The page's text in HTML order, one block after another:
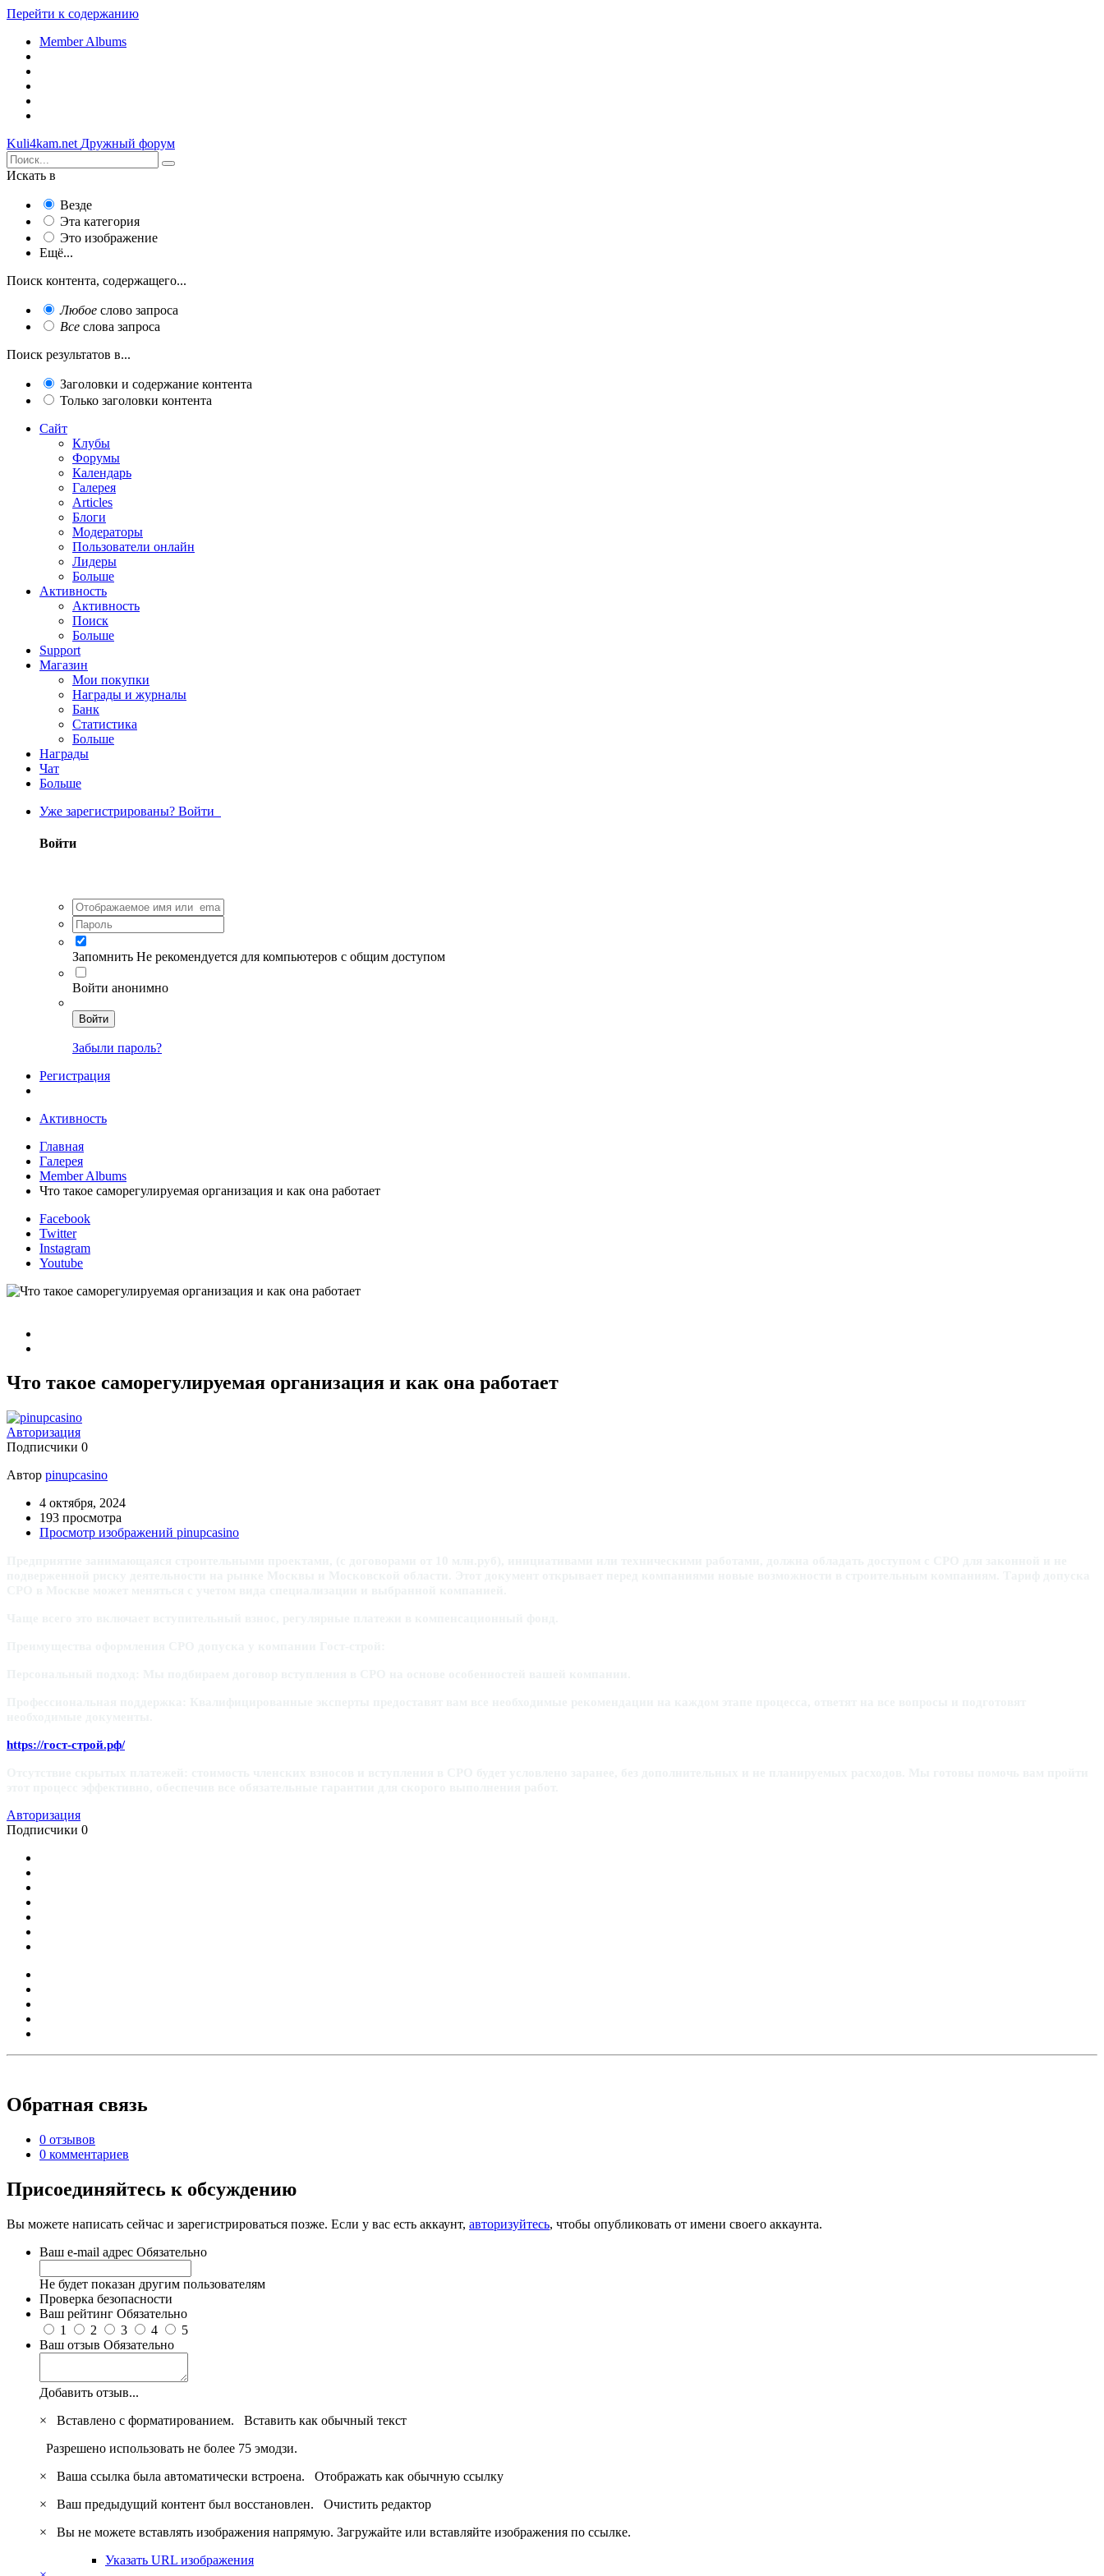
Перейти к содержанию
Member Albums
Kuli4kam.net Дружный форум
Искать в
Везде
Эта категория
Это изображение
Ещё...
Поиск контента, содержащего...
Любое слово запроса
Все слова запроса
Поиск результатов в...
Заголовки и содержание контента
Только заголовки контента
Сайт
Клубы
Форумы
Календарь
Галерея
Articles
Блоги
Модераторы
Пользователи онлайн
Лидеры
Больше
Активность
Активность
Поиск
Больше
Support
Магазин
Мои покупки
Награды и журналы
Банк
Статистика
Больше
Награды
Чат
Больше
Уже зарегистрированы? Войти
Войти
Запомнить Не рекомендуется для компьютеров с общим доступом
Войти анонимно
Войти
Забыли пароль?
Регистрация
Активность
Главная
Галерея
Member Albums
Что такое саморегулируемая организация и как она работает
Facebook
Twitter
Instagram
Youtube
Что такое саморегулируемая организация и как она работает
Авторизация
Подписчики 0
Автор pinupcasino
4 октября, 2024
193 просмотра
Просмотр изображений pinupcasino
https://гост-строй.рф/
Авторизация
Подписчики 0
Обратная связь
0 отзывов
0 комментариев
Присоединяйтесь к обсуждению
Вы можете написать сейчас и зарегистрироваться позже. Если у вас есть аккаунт, авторизуйтесь, чтобы опубликовать от имени своего аккаунта.
Ваш e-mail адрес Обязательно
Не будет показан другим пользователям
Проверка безопасности
Ваш рейтинг Обязательно
1
2 3 4
5
Ваш отзыв Обязательно
Добавить отзыв...
×
Вставлено с форматированием. Вставить как обычный текст
Разрешено использовать не более 75 эмодзи.
×
Ваша ссылка была автоматически встроена. Отображать как обычную ссылку
×
Ваш предыдущий контент был восстановлен. Очистить редактор
×
Вы не можете вставлять изображения напрямую. Загружайте или вставляйте изображения по ссылке.
Указать URL изображения